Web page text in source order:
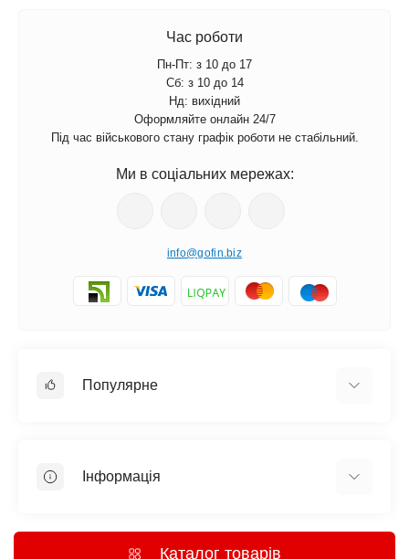
Час роботи
Пн-Пт: з 10 до 17
Сб: з 10 до 14
Нд: вихідний
Оформляйте онлайн 24/7
Під час військового стану графік роботи не стабільний.
Ми в соціальних мережах:
info@gofin.biz
Популярне
Підтяжки
Інформація
Про нас
Каталог товарів